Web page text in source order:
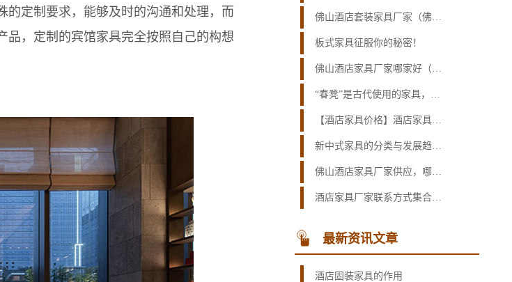
定制要求，能够及时的沟通和处理，而
品，定制的宾馆家具完全按照自己的构想
佛山酒店套装家具厂家（佛山酒店家具厂家）
板式家具征服你的秘密！
佛山酒店家具厂家哪家好（酒店家具厂家排名）
“春凳”是古代使用的家具，为何许多酒店如今还有？有什么用？
【酒店家具价格】酒店家具价格怎么样?大概多少钱? - 真实有效
新中式家具的分类与发展趋势分析
佛山酒店家具厂家供应，哪个厂家性价比高？
酒店家具厂家联系方式集合！找厂家要知道联系方式！
最新资讯文章
酒店固装家具的作用